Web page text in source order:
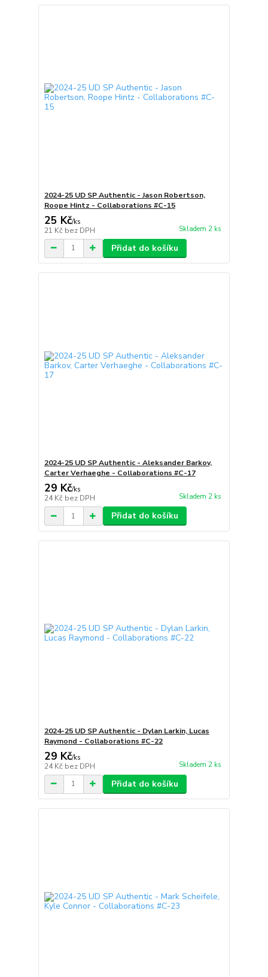
2024-25 UD SP Authentic - Jason Robertson,
Roope Hintz - Collaborations #C-15
25 Kč/ks
21 Kč bez DPH Skladem 2 ks
Přidat do košíku
2024-25 UD SP Authentic - Aleksander Barkov,
Carter Verhaeghe - Collaborations #C-17
29 Kč/ks
24 Kč bez DPH Skladem 2 ks
Přidat do košíku
2024-25 UD SP Authentic - Dylan Larkin, Lucas
Raymond - Collaborations #C-22
29 Kč/ks
24 Kč bez DPH Skladem 2 ks
Přidat do košíku